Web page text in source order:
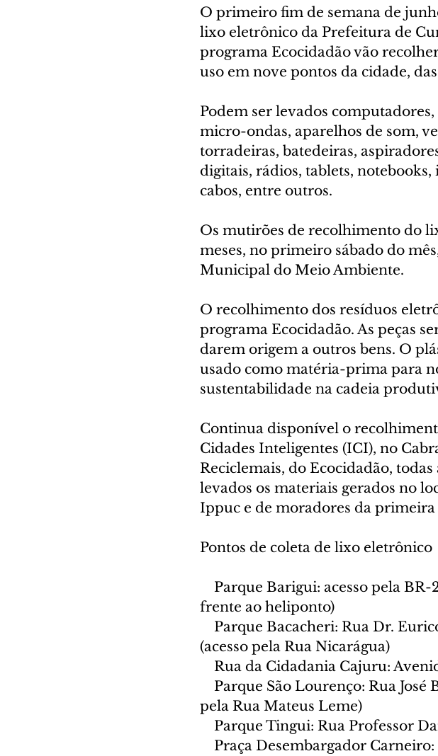
O primeiro fim de semana de
lixo eletrônico da Prefeitura de
programa Ecocidadão vão
uso em nove pontos da cidade, das
Podem ser levados
micro-ondas, aparelhos de som,
torradeiras, batedeiras,
digitais, rádios, tablets,
cabos, entre outros.
Os mutirões de recolhimento do
meses, no primeiro sábado do
Municipal do Meio Ambiente.
O recolhimento dos resíduos
programa Ecocidadão. As peças
darem origem a outros bens. O
usado como matéria-prima para
sustentabilidade na cadeia
Continua disponível o
Cidades Inteligentes (ICI), no
Reciclemais, do Ecocidadão,
levados os materiais gerados no
Ippuc e de moradores da primeira
Pontos de coleta de lixo eletrônico
Parque Barigui: acesso pela BR-
frente ao heliponto)
Parque Bacacheri: Rua Dr.
(acesso pela Rua Nicarágua)
Rua da Cidadania Cajuru:
Parque São Lourenço: Rua José
pela Rua Mateus Leme)
Parque Tingui: Rua Professor
Praça Desembargador